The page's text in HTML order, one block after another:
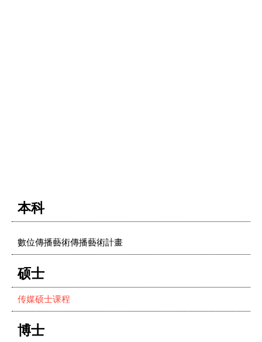
本科
數位傳播藝術傳播藝術計畫
硕士
传媒硕士课程
博士